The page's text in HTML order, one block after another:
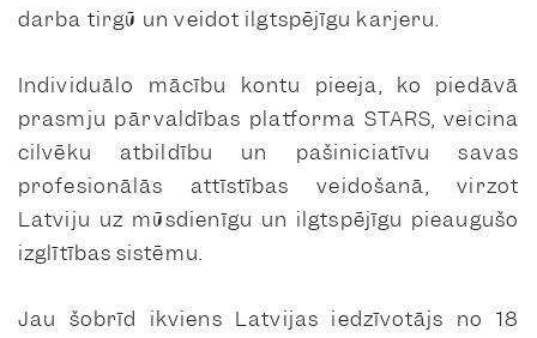
darba tirgū un veidot ilgtspējīgu karjeru.
Individuālo mācību kontu pieeja, ko piedāvā
prasmju pārvaldības platforma STARS, veicina
cilvēku atbildību un pašiniciatīvu savas
profesionālās attīstības veidošanā, virzot
Latviju uz mūsdienīgu un ilgtspējīgu pieaugušo
izglītības sistēmu.
Jau šobrīd ikviens Latvijas iedzīvotājs no 18